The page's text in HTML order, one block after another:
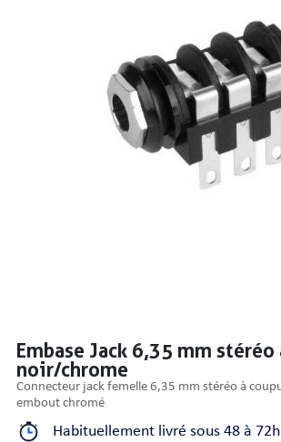
AUDIO
Embase Jack 6,35 mm stéréo à Coupure
noir/chrome
connecteur jack femelle 6,35 mm stéréo à coupure noir avec
embout chromé
Habituellement livré sous 48 à 72h